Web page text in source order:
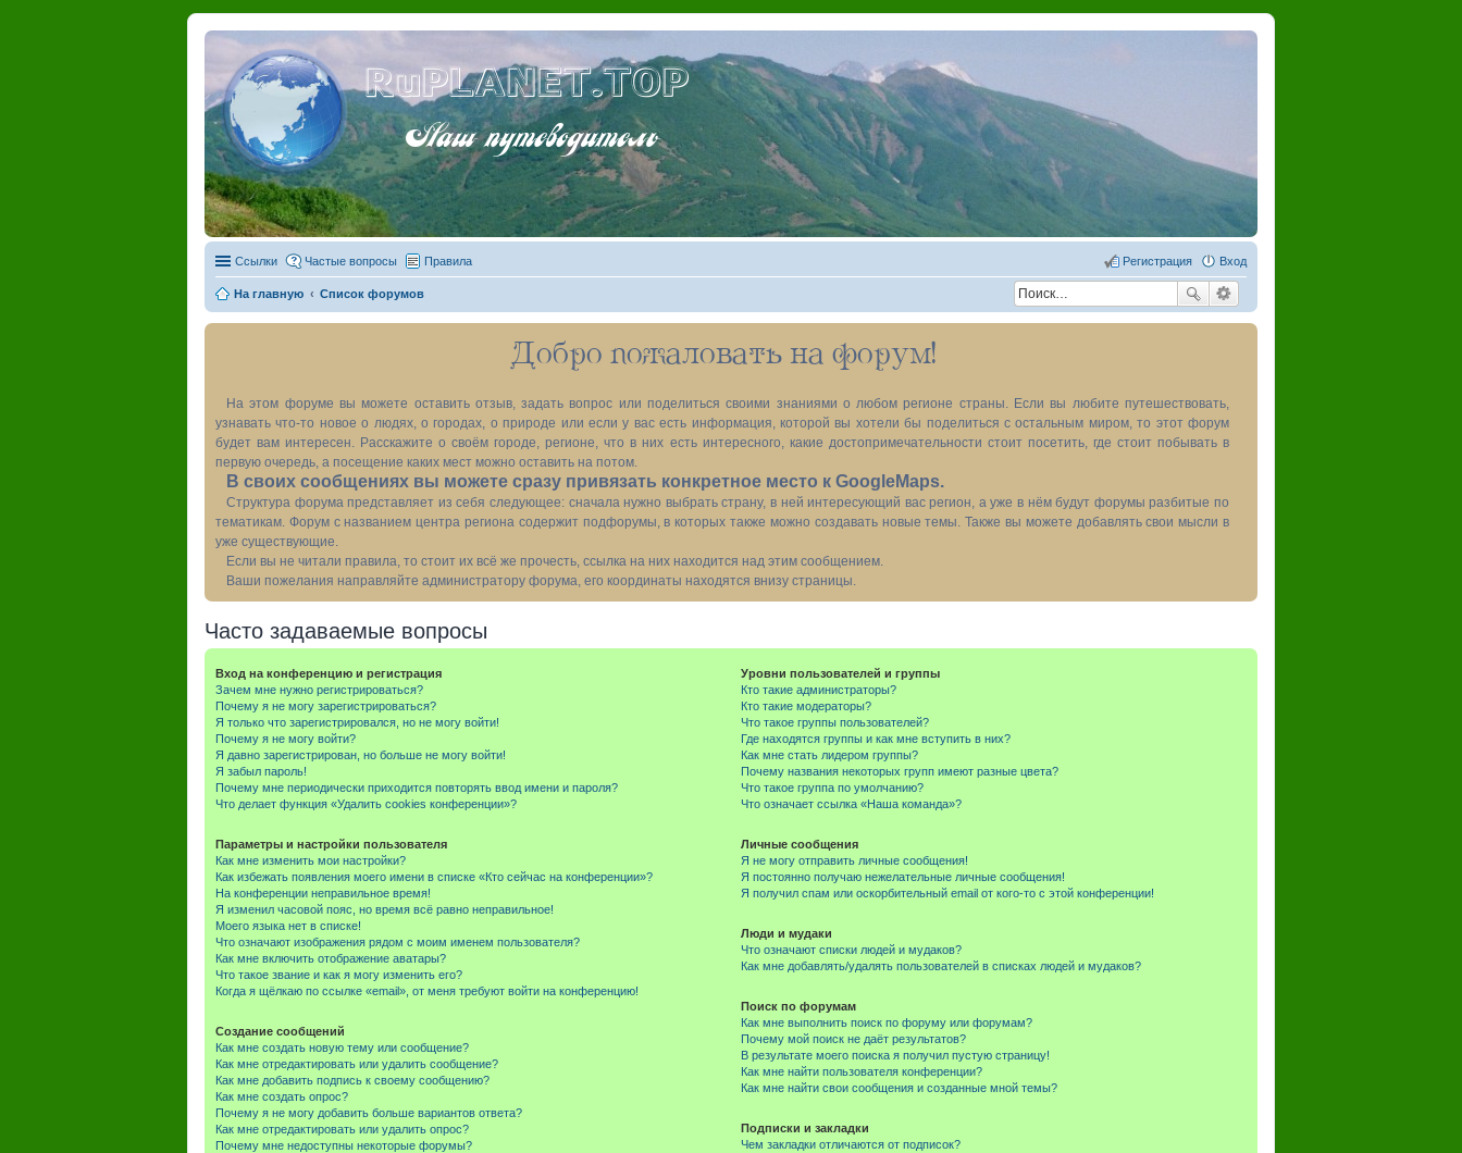
RuPLANET.TOP
Наш путеводитель
Ссылки Частые вопросы Правила Вход
Регистрация
На главную Список форумов
Добро пожаловать на форум!
На этом форуме вы можете оставить отзыв, задать вопрос или поделиться своими знаниями о любом регионе страны. Если вы любите путешествовать,
узнавать что-то новое о людях, о городах, о природе или если у вас есть информация, которой вы хотели бы поделиться с остальным миром, то этот форум
будет вам интересен. Расскажите о своём городе, регионе, что в них есть интересного, какие достопримечательности стоит посетить, где стоит побывать в
первую очередь, а посещение каких мест можно оставить на потом.
В своих сообщениях вы можете сразу привязать конкретное место к GoogleMaps.
Структура форума представляет из себя следующее: сначала нужно выбрать страну, в ней интересующий вас регион, а уже в нём будут форумы разбитые по
тематикам. Форум с названием центра региона содержит подфорумы, в которых также можно создавать новые темы. Также вы можете добавлять свои мысли в
уже существующие.
Если вы не читали правила, то стоит их всё же прочесть, ссылка на них находится над этим сообщением.
Ваши пожелания направляйте администратору форума, его координаты находятся внизу страницы.
Часто задаваемые вопросы
Вход на конференцию и регистрация
Зачем мне нужно регистрироваться?
Почему я не могу зарегистрироваться?
Я только что зарегистрировался, но не могу войти!
Почему я не могу войти?
Я давно зарегистрирован, но больше не могу войти!
Я забыл пароль!
Почему мне периодически приходится повторять ввод имени и пароля?
Что делает функция «Удалить cookies конференции»?
Параметры и настройки пользователя
Как мне изменить мои настройки?
Как избежать появления моего имени в списке «Кто сейчас на конференции»?
На конференции неправильное время!
Я изменил часовой пояс, но время всё равно неправильное!
Моего языка нет в списке!
Что означают изображения рядом с моим именем пользователя?
Как мне включить отображение аватары?
Что такое звание и как я могу изменить его?
Когда я щёлкаю по ссылке «email», от меня требуют войти на конференцию!
Создание сообщений
Как мне создать новую тему или сообщение?
Как мне отредактировать или удалить сообщение?
Как мне добавить подпись к своему сообщению?
Как мне создать опрос?
Почему я не могу добавить больше вариантов ответа?
Как мне отредактировать или удалить опрос?
Почему мне недоступны некоторые форумы?
Уровни пользователей и группы
Кто такие администраторы?
Кто такие модераторы?
Что такое группы пользователей?
Где находятся группы и как мне вступить в них?
Как мне стать лидером группы?
Почему названия некоторых групп имеют разные цвета?
Что такое группа по умолчанию?
Что означает ссылка «Наша команда»?
Личные сообщения
Я не могу отправить личные сообщения!
Я постоянно получаю нежелательные личные сообщения!
Я получил спам или оскорбительный email от кого-то с этой конференции!
Люди и мудаки
Что означают списки людей и мудаков?
Как мне добавлять/удалять пользователей в списках людей и мудаков?
Поиск по форумам
Как мне выполнить поиск по форуму или форумам?
Почему мой поиск не даёт результатов?
В результате моего поиска я получил пустую страницу!
Как мне найти пользователя конференции?
Как мне найти свои сообщения и созданные мной темы?
Подписки и закладки
Чем закладки отличаются от подписок?